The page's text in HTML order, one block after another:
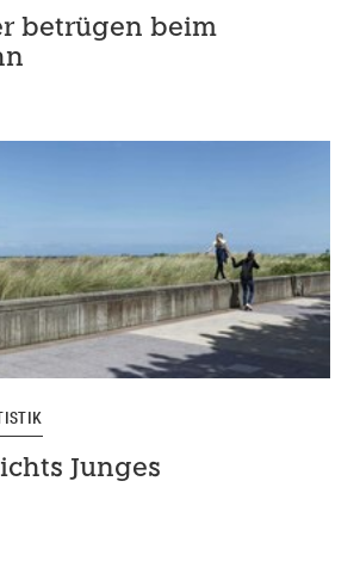
betrügen beim
Junges